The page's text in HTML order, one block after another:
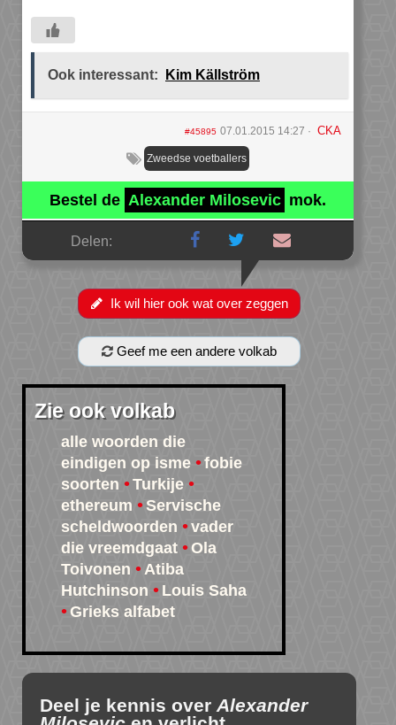
Ook interessant: Kim Källström
#45895 07.01.2015 14:27 CKA
Zweedse voetballers
Bestel de Alexander Milosevic mok.
Delen:
Ik wil hier ook wat over zeggen
Geef me een andere volkab
Zie ook volkab
alle woorden die
eindigen op isme
fobie
soorten
Turkije
ethereum
Servische
scheldwoorden
vader
die vreemdgaat
Ola
Toivonen
Atiba
Hutchinson
Louis Saha
Grieks alfabet
Deel je kennis over Alexander